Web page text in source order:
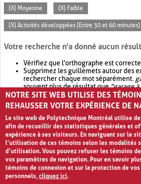
(X) Moyenne (X) Faible
(X) Activités développées (Entre 30 et 60 minutes)
Votre recherche n'a donné aucun
Vérifiez que l'orthographe est
Supprimez les guillemets autour des
rechercher chaque mot séparément.
souvent plus de résultat que"garage
Envisagez d'élargir votre recherche
retournera souvent plus de résultat
NOTRE SITE WEB UTILISE DES
REHAUSSER VOTRE EXPÉRIENCE DE
Le site web de Polytechnique Montréal utilise
afin de recueillir des statistiques générales et
expérience à ses visiteurs. En naviguant sur le
l’utilisation de ces témoins selon les modalités
d’utilisation. Vous pouvez refuser les témoins
vos paramètres de navigation. Pour en savoir
témoins de connexion et sur la protection de
personnels,cliquez ici.